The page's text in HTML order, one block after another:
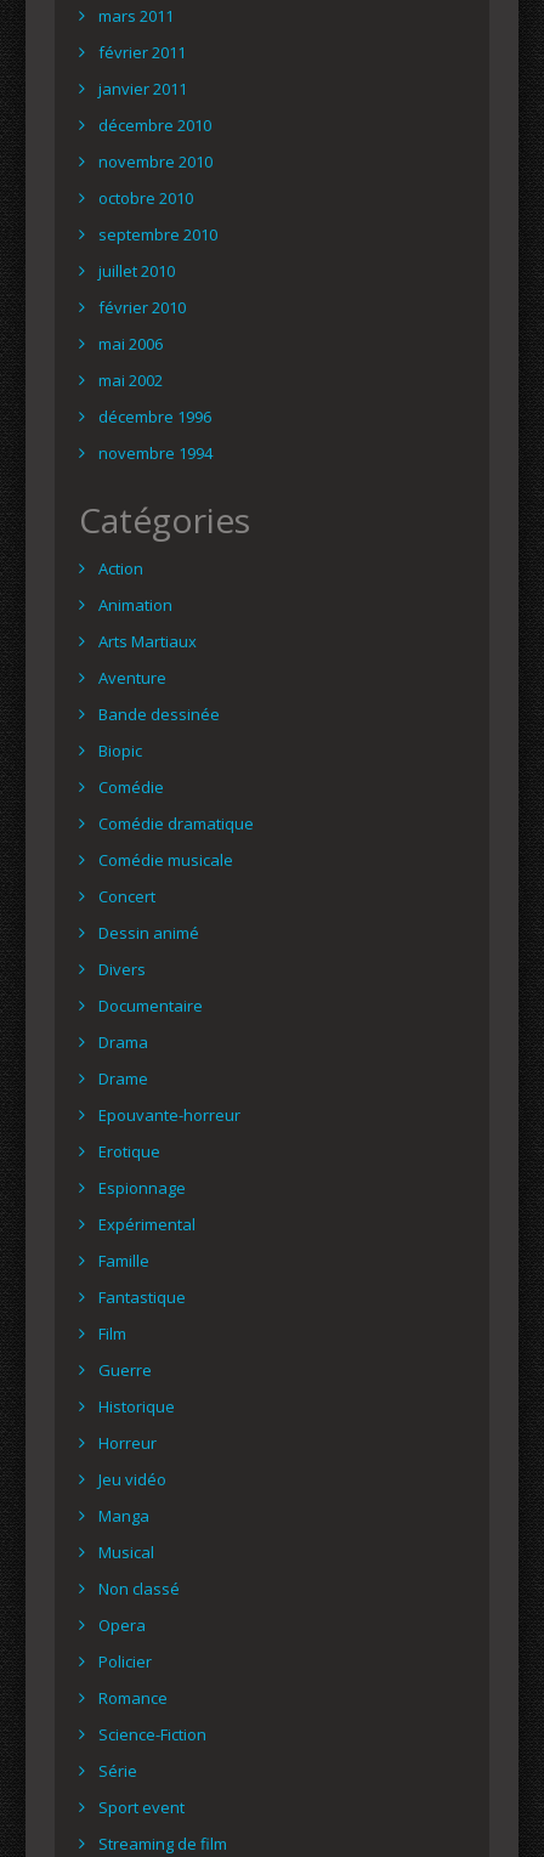
mars 2011
février 2011
janvier 2011
décembre 2010
novembre 2010
octobre 2010
septembre 2010
juillet 2010
février 2010
mai 2006
mai 2002
décembre 1996
novembre 1994
Catégories
Action
Animation
Arts Martiaux
Aventure
Bande dessinée
Biopic
Comédie
Comédie dramatique
Comédie musicale
Concert
Dessin animé
Divers
Documentaire
Drama
Drame
Epouvante-horreur
Erotique
Espionnage
Expérimental
Famille
Fantastique
Film
Guerre
Historique
Horreur
Jeu vidéo
Manga
Musical
Non classé
Opera
Policier
Romance
Science-Fiction
Série
Sport event
Streaming de film